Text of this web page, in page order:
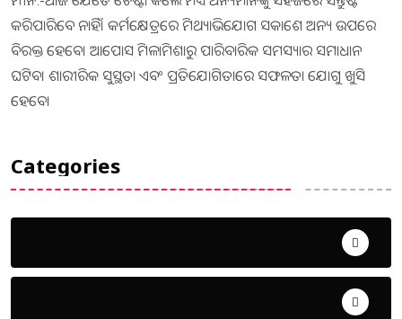
କରିପାରିବେ ନାହିଁ। କର୍ମକ୍ଷେତ୍ରରେ ମିଥ୍ୟାଭିଯୋଗ ସକାଶେ ଅନ୍ୟ ଉପରେ
ବିରକ୍ତ ହେବେ। ଆପୋସ ମିଳାମିଶାରୁ ପାରିବାରିକ ସମସ୍ୟାର ସମାଧାନ
ଘଟିବ। ଶାରୀରିକ ସୁସ୍ଥତା ଏବଂ ପ୍ରତିଯୋଗିତାରେ ସଫଳତା ଯୋଗୁ ଖୁସି
ହେବେ।
Categories